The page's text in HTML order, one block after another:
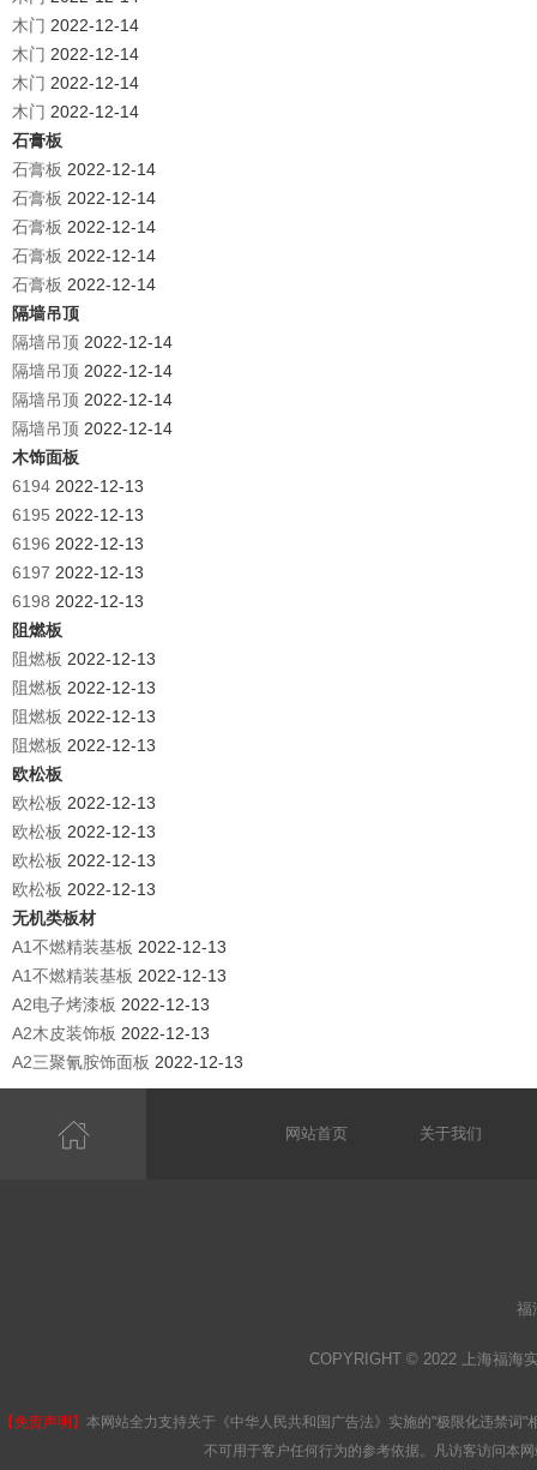
木门 2022-12-14
木门 2022-12-14
木门 2022-12-14
木门 2022-12-14
石膏板
石膏板 2022-12-14
石膏板 2022-12-14
石膏板 2022-12-14
石膏板 2022-12-14
石膏板 2022-12-14
隔墙吊顶
隔墙吊顶 2022-12-14
隔墙吊顶 2022-12-14
隔墙吊顶 2022-12-14
隔墙吊顶 2022-12-14
木饰面板
6194 2022-12-13
6195 2022-12-13
6196 2022-12-13
6197 2022-12-13
6198 2022-12-13
阻燃板
阻燃板 2022-12-13
阻燃板 2022-12-13
阻燃板 2022-12-13
阻燃板 2022-12-13
欧松板
欧松板 2022-12-13
欧松板 2022-12-13
欧松板 2022-12-13
欧松板 2022-12-13
无机类板材
A1不燃精装基板 2022-12-13
A1不燃精装基板 2022-12-13
A2电子烤漆板 2022-12-13
A2木皮装饰板 2022-12-13
A2三聚氰胺饰面板 2022-12-13
网站首页 关于我们
福
COPYRIGHT © 2022 上海福海
【免责声明】 本网站全力支持关于《中华人民共和国广告法》实施的"极限化违禁词
不可用于客户任何行为的参考依据。凡访客访问本